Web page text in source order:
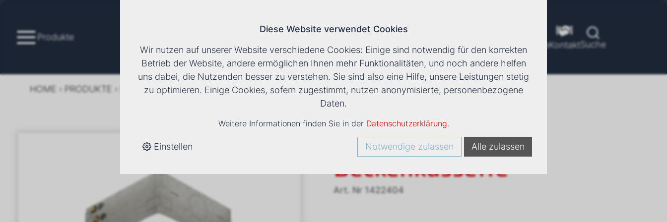
Produkte
ToolsUnternehmen KarriereKontaktSuche
HOME › PRODUKTE › KÄLTE/KLIMA › FANCOILS › DXB MB 41 E DECKENKASSETTE
DXB MB 41 E
Deckenkassette
Art. Nr 1422404
Diese Website verwendet Cookies
Wir nutzen auf unserer Website verschiedene Cookies: Einige sind notwendig für den korrekten
Betrieb der Website, andere ermöglichen Ihnen mehr Funktionalitäten, und noch andere helfen
uns dabei, die Nutzenden besser zu verstehen. Sie sind also eine Hilfe, unsere Leistungen stetig
zu optimieren. Einige Cookies, sofern zugestimmt, nutzen anonymisierte, personenbezogene
Daten.
Weitere Informationen finden Sie in der Datenschutzerklärung.
Einstellen Notwendige zulassen Alle zulassen